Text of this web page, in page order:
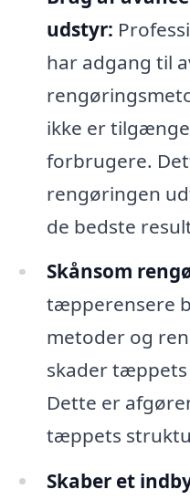
udstyr:
har adgang til
ikke er
forbrugere.
rengøringen
de bedste
Skånsom
tæpperensere
metoder og
skader
Dette er
tæppets
Skaber et